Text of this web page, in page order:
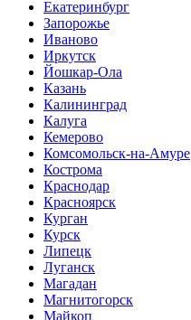
Екатеринбург
Запорожье
Иваново
Иркутск
Йошкар-Ола
Казань
Калининград
Калуга
Кемерово
Комсомольск-на-Амуре
Кострома
Краснодар
Красноярск
Курган
Курск
Липецк
Луганск
Магадан
Магнитогорск
Майкоп